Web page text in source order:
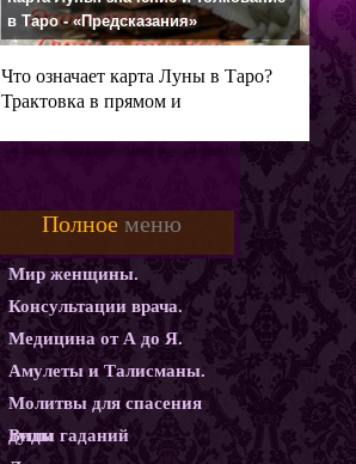
в Таро - «Предсказания»
Что означает карта Луны в Таро?
Трактовка в прямом и
Полное меню
Мир женщины.
Консультации врача.
Медицина от А до Я.
Амулеты и Талисманы.
Молитвы для спасения
души
Виды гаданий